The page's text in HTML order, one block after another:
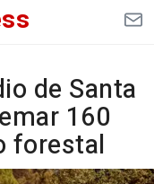
de Santa
160
forestal